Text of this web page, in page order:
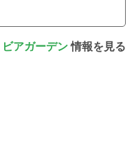
ビアガーデン情報を見る